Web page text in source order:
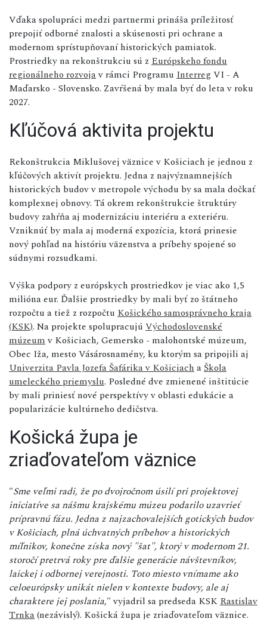
Vďaka spolupráci medzi partnermi prináša príležitosť
prepojiť odborné znalosti a skúsenosti pri ochrane a
modernom sprístupňovaní historických pamiatok.
Prostriedky na rekonštrukciu sú z Európskeho fondu
regionálneho rozvojav rámci Programu InterregVI - A
Maďarsko - Slovensko. Zavŕšená by mala byť do leta v roku
2027.
Kľúčová aktivita projektu
Rekonštrukcia Miklušovej väznice v Košiciach je jednou z
kľúčových aktivít projektu. Jedna z najvýznamnejších
historických budov v metropole východu by sa mala dočkať
komplexnej obnovy. Tá okrem rekonštrukcie štruktúry
budovy zahŕňa aj modernizáciu interiéru a exteriéru.
Vzniknúť by mala aj moderná expozícia, ktorá prinesie
nový pohľad na históriu väzenstva a príbehy spojené so
súdnymi rozsudkami.
Výška podpory z európskych prostriedkov je viac ako 1,5
milióna eur. Ďalšie prostriedky by mali byť zo štátneho
rozpočtu a tiež z rozpočtu Košického samosprávneho kraja
(KSK). Na projekte spolupracujú Východoslovenské
múzeumv Košiciach, Gemersko - malohontské múzeum,
Obec Iža, mesto Vásárosnamény, ku ktorým sa pripojili aj
Univerzita Pavla Jozefa Šafárika v KošiciachaŠkola
umeleckého priemyslu. Posledné dve zmienené inštitúcie
by mali priniesť nové perspektívy v oblasti edukácie a
popularizácie kultúrneho dedičstva.
Košická župa je
zriaďovateľom väznice
"Sme veľmi radi, že po dvojročnom úsilí pri projektovej
iniciatíve sa nášmu krajskému múzeu podarilo uzavrieť
prípravnú fázu. Jedna z najzachovalejších gotických budov
v Košiciach, plná úchvatných príbehov a historických
míľnikov, konečne získa nový "šat", ktorý v modernom 21.
storočí pretrvá roky pre ďalšie generácie návštevníkov,
laickej i odbornej verejnosti. Toto miesto vnímame ako
celoeurópsky unikát nielen v kontexte budovy, ale aj
charaktere jej poslania," vyjadril sa predseda KSKRastislav
Trnka(nezávislý). Košická župa je zriaďovateľom väznice.